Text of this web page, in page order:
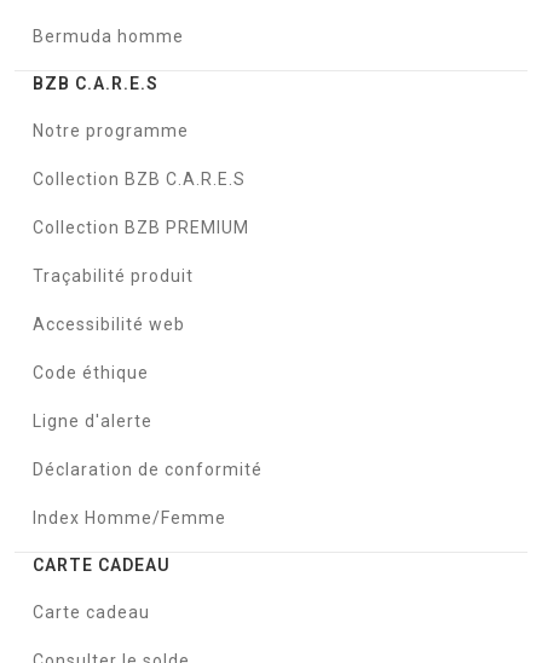
Bermuda homme
BZB C.A.R.E.S
Notre programme
Collection BZB C.A.R.E.S
Collection BZB PREMIUM
Traçabilité produit
Accessibilité web
Code éthique
Ligne d'alerte
Déclaration de conformité
Index Homme/Femme
CARTE CADEAU
Carte cadeau